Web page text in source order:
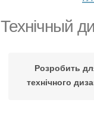
Технічный
Розробить
технічного